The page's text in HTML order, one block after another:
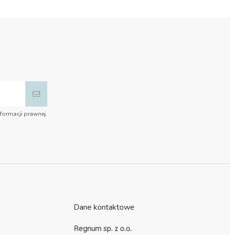
prawnej.
Dane kontaktowe
Regnum sp. z o.o.